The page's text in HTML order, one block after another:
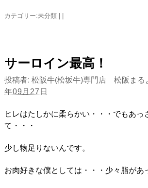
カテゴリー:未分類
サーロイン最高！
投稿者: 松阪牛(松坂牛)専門店 松阪まる
年09月27日
ヒレはたしかに柔らかい・・・でもあっ
て・・・
少し物足りないんです。
お肉好きな僕としては・・・少々脂があ